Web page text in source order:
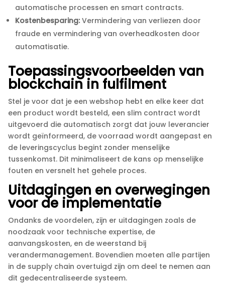
automatische processen en smart contracts.​
Kostenbesparing:Vermindering van verliezen door
fraude en vermindering van overheadkosten door
automatisatie.​
Toepassingsvoorbeelden van
blockchain in fulfilment
Stel je voor dat je een webshop hebt en elke keer dat
een product wordt besteld, een slim contract wordt
uitgevoerd die automatisch zorgt dat jouw leverancier
wordt geïnformeerd, de voorraad wordt aangepast en
de leveringscyclus begint zonder menselijke
tussenkomst.​ Dit minimaliseert de kans op menselijke
fouten en versnelt het gehele proces.​
Uitdagingen en overwegingen
voor de implementatie
Ondanks de voordelen, zijn er uitdagingen zoals de
noodzaak voor technische expertise, de
aanvangskosten, en de weerstand bij
verandermanagement.​ Bovendien moeten alle partijen
in de supply chain overtuigd zijn om deel te nemen aan
dit gedecentraliseerde systeem.​